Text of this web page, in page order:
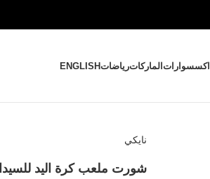
اكسسواراتالماركاترياضاتENGLISH
نايكي
شورت ملعب كرة اليد